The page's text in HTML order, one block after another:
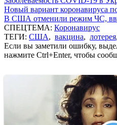
Новый вариант коронавируса
В США отменили режим ЧС,
СПЕЦТЕМА: Коронавирус
ТЕГИ: США, вакцина, лотерея
Если вы заметили ошибку,
нажмите Ctrl+Enter, чтобы